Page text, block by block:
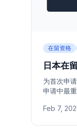
在留资格
日本在
为首次申
申请中最
Feb 7,